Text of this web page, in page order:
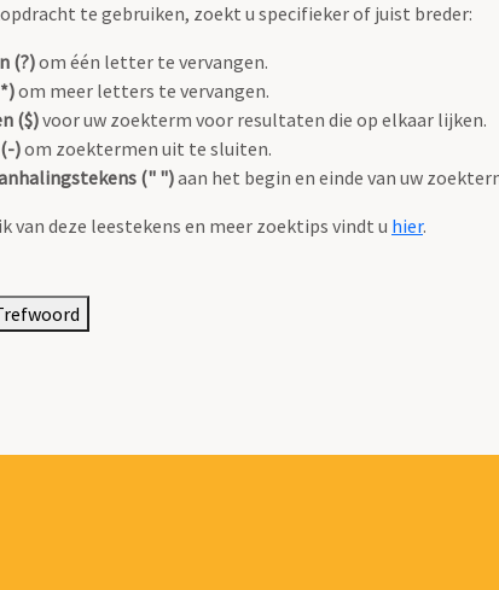
te gebruiken, zoekt u specifieker of juist breder:
(?)om één letter te vervangen.
om meer letters te vervangen.
($)voor uw zoekterm voor resultaten die op elkaar lijken.
)om zoektermen uit te sluiten.
(" ")aan het begin en einde van uw
van deze leestekens en meer zoektips vindt u hier.